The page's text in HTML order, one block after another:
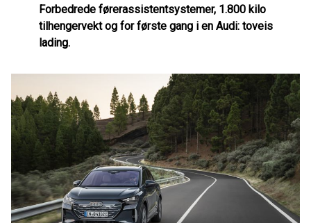
Forbedrede førerassistentsystemer, 1.800 kilo
tilhengervekt og for første gang i en Audi: toveis
lading.